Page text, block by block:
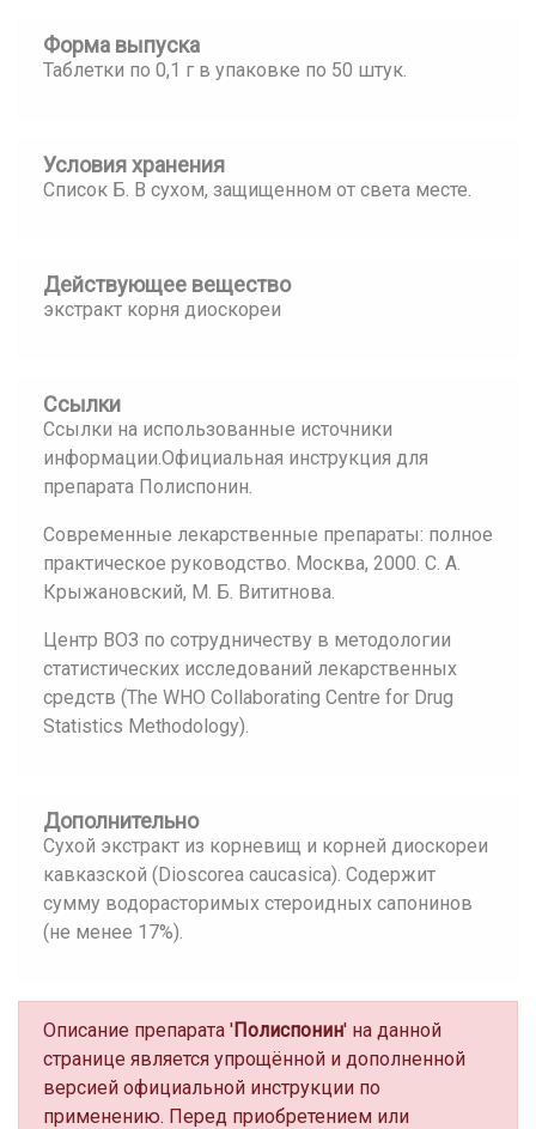
Форма выпуска
Таблетки по 0,1 г в упаковке по 50 штук.
Условия хранения
Список Б. В сухом, защищенном от света месте.
Действующее вещество
экстракт корня диоскореи
Ссылки
Ссылки на использованные источники
информации.Официальная инструкция для
препарата Полиспонин.
Современные лекарственные препараты: полное
практическое руководство. Москва, 2000. С. А.
Крыжановский, М. Б. Вититнова.
Центр ВОЗ по сотрудничеству в методологии
статистических исследований лекарственных
средств (The WHO Collaborating Centre for Drug
Statistics Methodology).
Дополнительно
Сухой экстракт из корневищ и корней диоскореи
кавказской (Dioscorea caucasica). Содержит
сумму водорасторимых стероидных сапонинов
(не менее 17%).
Описание препарата 'Полиспонин' на данной
странице является упрощённой и дополненной
версией официальной инструкции по
применению. Перед приобретением или